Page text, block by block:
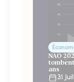
NAO
ans
31